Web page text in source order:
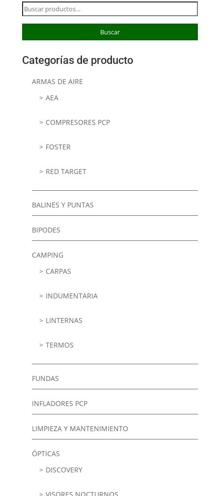
Buscar
por:
Buscar
Categorías de producto
ARMAS DE AIRE
AEA
COMPRESORES PCP
FOSTER
RED TARGET
BALINES Y PUNTAS
BIPODES
CAMPING
CARPAS
INDUMENTARIA
LINTERNAS
TERMOS
FUNDAS
INFLADORES PCP
LIMPIEZA Y MANTENIMIENTO
ÓPTICAS
DISCOVERY
VISORES NOCTURNOS